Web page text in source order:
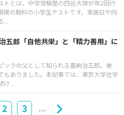
トとは、中学受験塾の四谷大塚が年2回行
模の無料の小学生テストです。実施日や内
...
五郎「自他共栄」と「精力善用」に
ックの父として知られる嘉納治五郎。彼
もありました。本記事では、東京大学在学
け...
2 3 ...